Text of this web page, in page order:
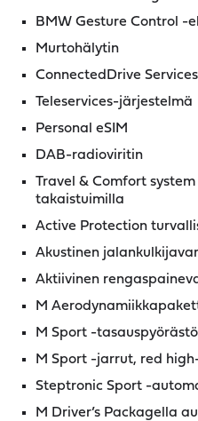
BMW Gesture Control -
Murtohälytin
ConnectedDrive Services
Teleservices-järjestelmä
Personal eSIM
DAB-radioviritin
Travel & Comfort
takaistuimilla
Active Protection
Akustinen
Aktiivinen
M
M Sport -tasauspyörästö
M Sport -jarrut, red
Steptronic Sport -
M Driver’s Packagella